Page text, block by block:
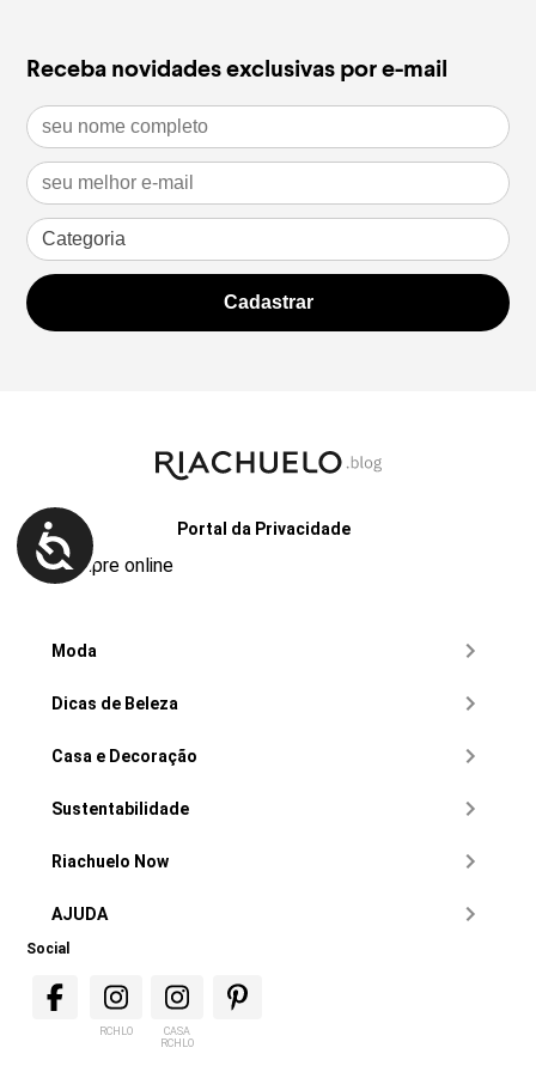
Receba novidades exclusivas por e-mail
Portal da Privacidade
compre online
Moda
Dicas de Beleza
Casa e Decoração
Sustentabilidade
Riachuelo Now
AJUDA
Social
RCHLO
CASA
RCHLO